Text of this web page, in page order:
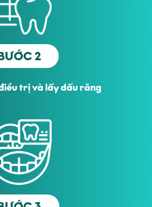
2
trị và lấy dấu răng